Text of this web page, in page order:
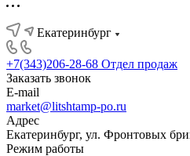
Екатеринбург
+7(343)206-28-68 Отдел продаж
Заказать звонок
E-mail
market@litshtamp-po.ru
Адрес
Екатеринбург, ул. Фронтовых
Режим работы